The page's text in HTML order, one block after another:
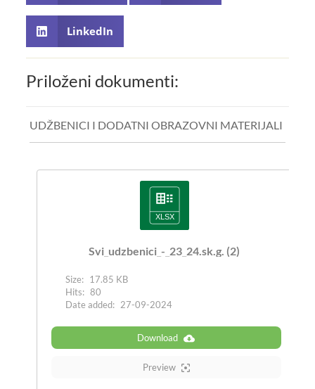
LinkedIn
Priloženi dokumenti:
UDŽBENICI I DODATNI OBRAZOVNI MATERIJALI
Svi_udzbenici_-_23_24.sk.g. (2)
Size: 17.85 KB
Hits: 80
Date added: 27-09-2024
Download
Preview